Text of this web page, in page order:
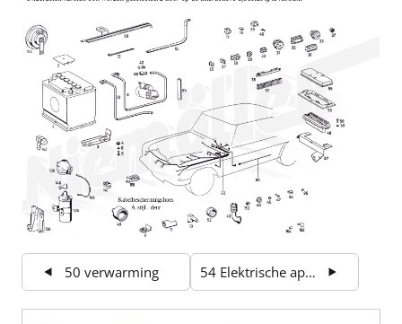
50 verwarming 54 Elektrische apparatuur en instrumenten